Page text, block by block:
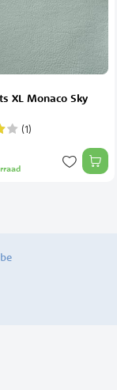
XL Monaco Sky
(1)